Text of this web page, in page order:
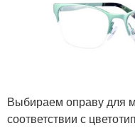
Выбираем оправу для
соответствии с